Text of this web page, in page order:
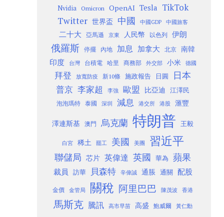
Nvidia Omicron OpenAI Tesla TikTok
Twitter 世界盃 中國 中國GDP 中國旅客
二十大 亞馬遜 京東 人民幣 以色列 伊朗
俄羅斯 停擺 內地 加息 加拿大 北京
南韓
印度
台灣 台積電 哈里 商務部 外交部 小米 德國
拜登 放寬防疫 新10條 施政報告 日圓 日本
普京 李家超 李強 歐盟 比亞迪 江澤民
泡泡瑪特 泰國 深圳 減息 港交所 港股 滙豐
澤連斯基 澳門 烏克蘭 特朗普 王毅
白宮 稀土 罷工 美國 美團 習近平
聯儲局 芯片 英偉達 英國 華為 蘋果
裁員 訪華 貝森特 辛偉誠 通脹 通關 配股
金價 金管局 關稅 阿里巴巴 陳茂波 香港
馬斯克 騰訊 高市早苗 高盛 鮑威爾 黃仁勳